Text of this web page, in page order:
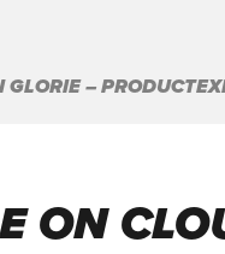
GLORIE –
ON